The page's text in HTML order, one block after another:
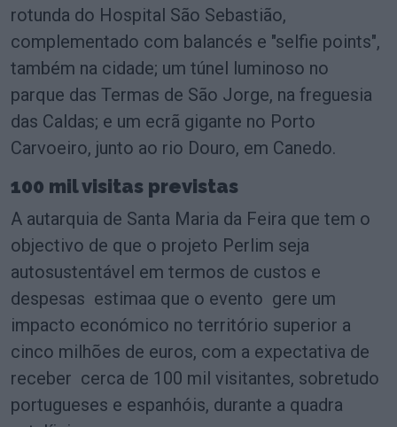
rotunda do Hospital São Sebastião,
complementado com balancés e "selfie points",
também na cidade; um túnel luminoso no
parque das Termas de São Jorge, na freguesia
das Caldas; e um ecrã gigante no Porto
Carvoeiro, junto ao rio Douro, em Canedo.
100 mil visitas previstas
A autarquia de Santa Maria da Feira que tem o
objectivo de que o projeto Perlim seja
autosustentável em termos de custos e
despesas estimaa que o evento gere um
impacto económico no território superior a
cinco milhões de euros, com a expectativa de
receber cerca de 100 mil visitantes, sobretudo
portugueses e espanhóis, durante a quadra